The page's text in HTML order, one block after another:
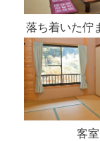
落ち着いた佇
客室